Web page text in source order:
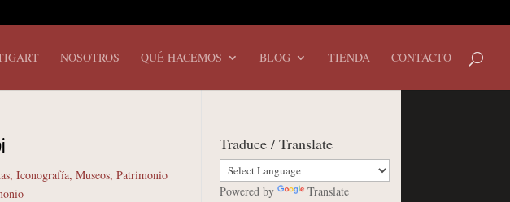
NOSOTROS QUÉ HACEMOS BLOG TIENDA CONTACTO
, Iconografía, Museos, Patrimonio
Traduce / Translate
Powered by Translate